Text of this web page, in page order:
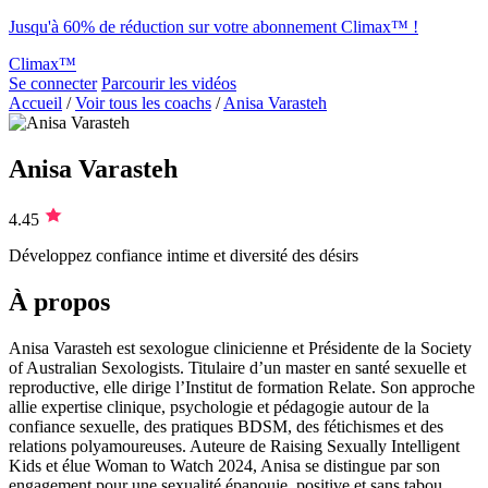
Jusqu'à 60% de réduction sur votre abonnement Climax™ !
Climax™
Se connecter Parcourir les vidéos
Accueil / Voir tous les coachs / Anisa Varasteh
Anisa Varasteh
4.45
Développez confiance intime et diversité des désirs
À propos
Anisa Varasteh est sexologue clinicienne et Présidente de la Society
of Australian Sexologists. Titulaire d’un master en santé sexuelle et
reproductive, elle dirige l’Institut de formation Relate. Son approche
allie expertise clinique, psychologie et pédagogie autour de la
confiance sexuelle, des pratiques BDSM, des fétichismes et des
relations polyamoureuses. Auteure de Raising Sexually Intelligent
Kids et élue Woman to Watch 2024, Anisa se distingue par son